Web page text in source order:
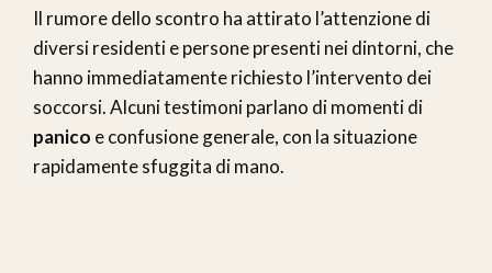
Il rumore dello scontro ha attirato l’attenzione di
diversi residenti e persone presenti nei dintorni, che
hanno immediatamente richiesto l’intervento dei
soccorsi. Alcuni testimoni parlano di momenti di
panico e confusione generale, con la situazione
rapidamente sfuggita di mano.